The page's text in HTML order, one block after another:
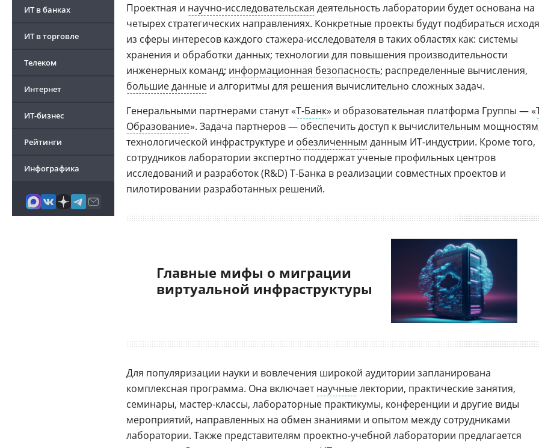
ИТ в банках
ИТ в торговле
Телеком
Интернет
ИТ-бизнес
Рейтинги
Инфографика
Проектная и научно-исследовательская деятельность лаборатории будет основана на
четырех стратегических направлениях. Конкретные проекты будут подбираться исходя
из сферы интересов каждого стажера-исследователя в таких областях как: системы
хранения и обработки данных; технологии для повышения производительности
инженерных команд; информационная безопасность; распределенные вычисления,
большие данные и алгоритмы для решения вычислительно сложных задач.
Генеральными партнерами станут «Т-Банк» и образовательная платформа Группы — «
Образование». Задача партнеров — обеспечить доступ к вычислительным
технологической инфраструктуре и обезличенным данным ИТ-индустрии. Кроме того,
сотрудников лаборатории экспертно поддержат ученые профильных центров
исследований и разработок (R&D) Т-Банка в реализации совместных проектов и
пилотировании разработанных решений.
Главные мифы о миграции
виртуальной инфраструктуры
Для популяризации науки и вовлечения широкой аудитории запланирована
комплексная программа. Она включаетнаучныелектории, практические занятия,
семинары, мастер-классы, лабораторные практикумы, конференции и другие виды
мероприятий, направленных на обмен знаниями и опытом между сотрудниками
лаборатории. Также представителям проектно-учебной лаборатории предлагается